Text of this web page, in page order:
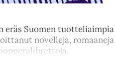
eräs Suomen
novelleja,